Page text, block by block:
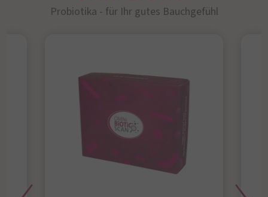
Probiotika - für Ihr gutes Bauchgefühl​